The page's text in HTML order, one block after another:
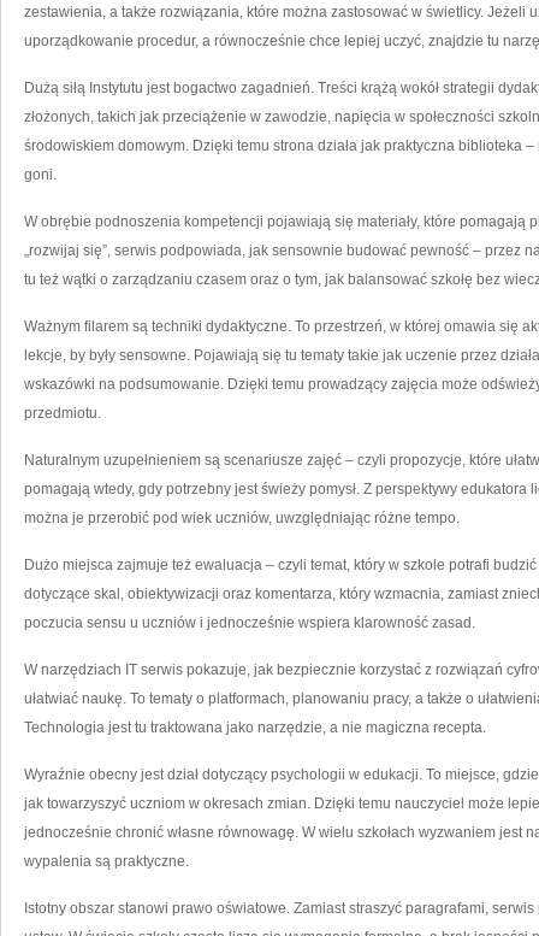
zestawienia, a także rozwiązania, które można zastosować w świetlicy. Jeżeli
uporządkowanie procedur, a równocześnie chce lepiej uczyć, znajdzie tu
Dużą siłą Instytutu jest bogactwo zagadnień. Treści krążą wokół strategii
złożonych, takich jak przeciążenie w zawodzie, napięcia w społeczności
środowiskiem domowym. Dzięki temu strona działa jak praktyczna biblioteka
goni.
W obrębie podnoszenia kompetencji pojawiają się materiały, które pomagają
„rozwijaj się”, serwis podpowiada, jak sensownie budować pewność – przez
tu też wątki o zarządzaniu czasem oraz o tym, jak balansować szkołę bez
Ważnym filarem są techniki dydaktyczne. To przestrzeń, w której omawia się
lekcje, by były sensowne. Pojawiają się tu tematy takie jak uczenie przez
wskazówki na podsumowanie. Dzięki temu prowadzący zajęcia może
przedmiotu.
Naturalnym uzupełnieniem są scenariusze zajęć – czyli propozycje, które
pomagają wtedy, gdy potrzebny jest świeży pomysł. Z perspektywy edukatora
można je przerobić pod wiek uczniów, uwzględniając różne tempo.
Dużo miejsca zajmuje też ewaluacja – czyli temat, który w szkole potrafi
dotyczące skal, obiektywizacji oraz komentarza, który wzmacnia, zamiast
poczucia sensu u uczniów i jednocześnie wspiera klarowność zasad.
W narzędziach IT serwis pokazuje, jak bezpiecznie korzystać z rozwiązań
ułatwiać naukę. To tematy o platformach, planowaniu pracy, a także o
Technologia jest tu traktowana jako narzędzie, a nie magiczna recepta.
Wyraźnie obecny jest dział dotyczący psychologii w edukacji. To miejsce,
jak towarzyszyć uczniom w okresach zmian. Dzięki temu nauczyciel może
jednocześnie chronić własne równowagę. W wielu szkołach wyzwaniem jest
wypalenia są praktyczne.
Istotny obszar stanowi prawo oświatowe. Zamiast straszyć paragrafami,